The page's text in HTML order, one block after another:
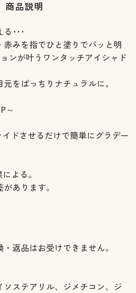
商品説明
･･･
みを指でひと塗りでパッと明
ンが叶うワンタッチアイシャド
をぱっちりナチュラルに。
～
ドさせるだけで簡単にグラデー
よる。
あります。
返品はお受けできません。
ソステアリル、ジメチコン、ジ